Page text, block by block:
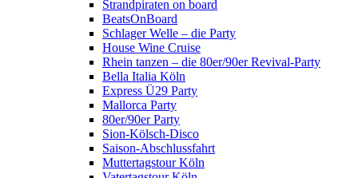
Strandpiraten on board
BeatsOnBoard
Schlager Welle – die Party
House Wine Cruise
Rhein tanzen – die 80er/90er Revival-Party
Bella Italia Köln
Express Ü29 Party
Mallorca Party
80er/90er Party
Sion-Kölsch-Disco
Saison-Abschlussfahrt
Muttertagstour Köln